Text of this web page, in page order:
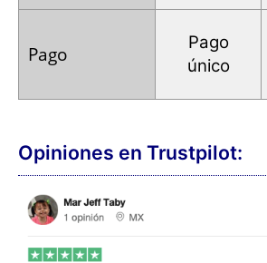
Pago
Pago
único
Opiniones en Trustpilot: